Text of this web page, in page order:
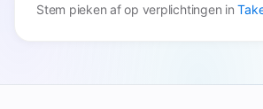
Stem pieken af op verplichtingen in